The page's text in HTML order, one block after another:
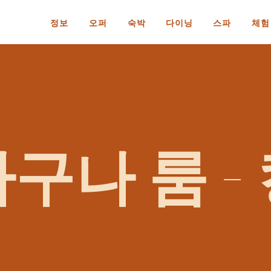
정보 오퍼 숙박 다이닝 스파 체험
구나 룸 -